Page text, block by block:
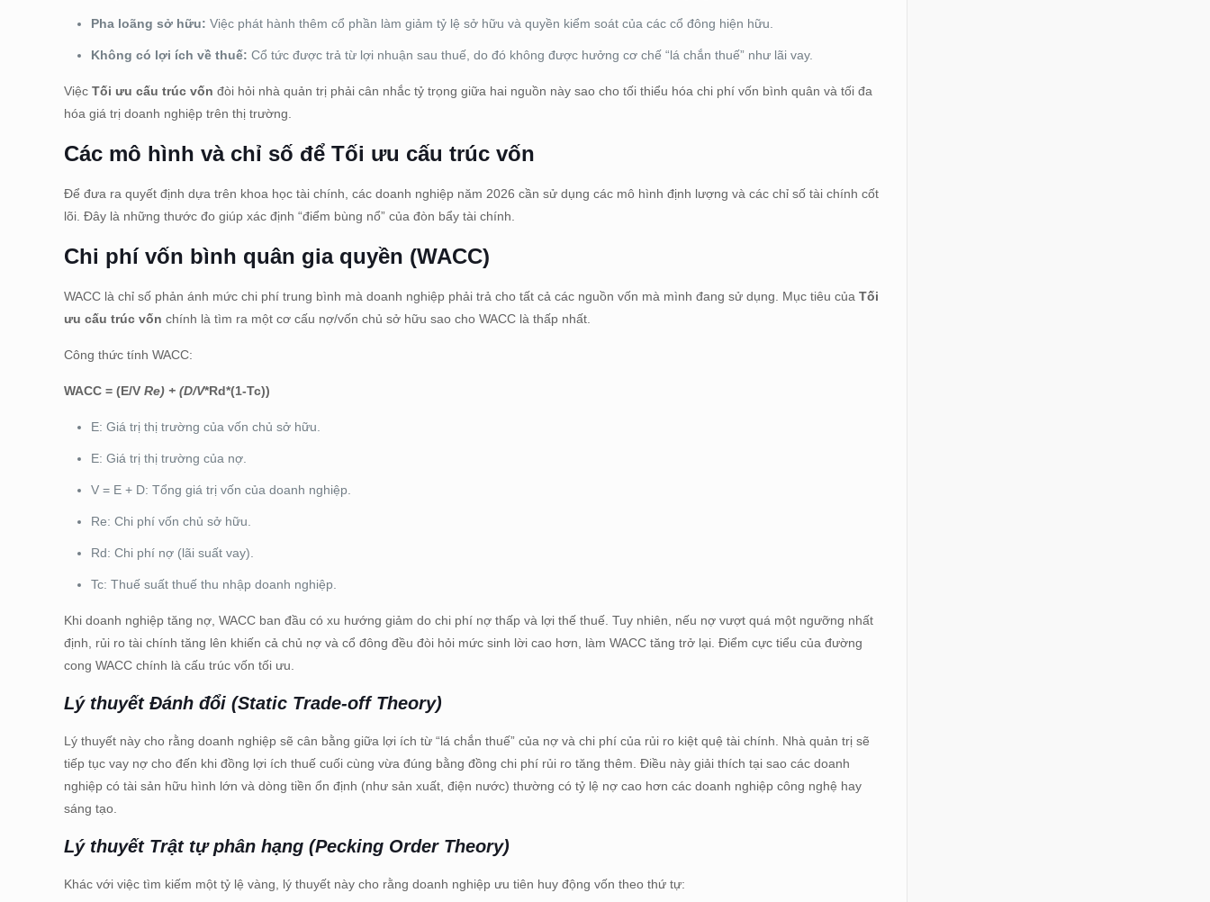
Pha loãng sở hữu: Việc phát hành thêm cổ phần làm giảm tỷ lệ sở hữu và quyền kiểm soát của các cổ đông hiện hữu.
Không có lợi ích về thuế: Cổ tức được trả từ lợi nhuận sau thuế, do đó không được hưởng cơ chế “lá chắn thuế” như lãi vay.
ViệcTối ưu cấu trúc vốn đòi hỏi nhà quản trị phải cân nhắc tỷ trọng giữa hai nguồn này sao cho tối thiểu hóa chi phí vốn bình quân và tối đa
hóa giá trị doanh nghiệp trên thị trường.
Các mô hình và chỉ số để Tối ưu cấu trúc vốn
Để đưa ra quyết định dựa trên khoa học tài chính, các doanh nghiệp năm 2026 cần sử dụng các mô hình định lượng và các chỉ số tài chính cốt
lõi. Đây là những thước đo giúp xác định “điểm bùng nổ” của đòn bẩy tài chính.
Chi phí vốn bình quân gia quyền (WACC)
WACC là chỉ số phản ánh mức chi phí trung bình mà doanh nghiệp phải trả cho tất cả các nguồn vốn mà mình đang sử dụng. Mục tiêu củaTối
ưu cấu trúc vốn chính là tìm ra một cơ cấu nợ/vốn chủ sở hữu sao cho WACC là thấp nhất.
Công thức tính WACC:
WACC = (E/VRe) + (D/V*Rd*(1-Tc))
E: Giá trị thị trường của vốn chủ sở hữu.
E: Giá trị thị trường của nợ.
V = E + D: Tổng giá trị vốn của doanh nghiệp.
Re: Chi phí vốn chủ sở hữu.
Rd: Chi phí nợ (lãi suất vay).
Tc: Thuế suất thuế thu nhập doanh nghiệp.
Khi doanh nghiệp tăng nợ, WACC ban đầu có xu hướng giảm do chi phí nợ thấp và lợi thế thuế. Tuy nhiên, nếu nợ vượt quá một ngưỡng nhất
định, rủi ro tài chính tăng lên khiến cả chủ nợ và cổ đông đều đòi hỏi mức sinh lời cao hơn, làm WACC tăng trở lại. Điểm cực tiểu của đường
cong WACC chính là cấu trúc vốn tối ưu.
Lý thuyết Đánh đổi (Static Trade-off Theory)
Lý thuyết này cho rằng doanh nghiệp sẽ cân bằng giữa lợi ích từ “lá chắn thuế” của nợ và chi phí của rủi ro kiệt quệ tài chính. Nhà quản trị sẽ
tiếp tục vay nợ cho đến khi đồng lợi ích thuế cuối cùng vừa đúng bằng đồng chi phí rủi ro tăng thêm. Điều này giải thích tại sao các doanh
nghiệp có tài sản hữu hình lớn và dòng tiền ổn định (như sản xuất, điện nước) thường có tỷ lệ nợ cao hơn các doanh nghiệp công nghệ hay
sáng tạo.
Lý thuyết Trật tự phân hạng (Pecking Order Theory)
Khác với việc tìm kiếm một tỷ lệ vàng, lý thuyết này cho rằng doanh nghiệp ưu tiên huy động vốn theo thứ tự: